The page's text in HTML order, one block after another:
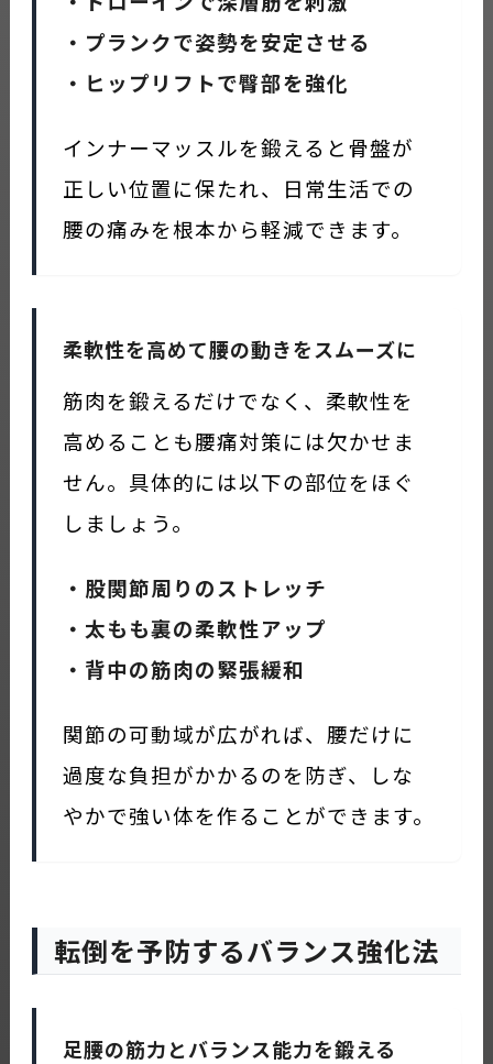
・プランクで姿勢を安定させる
・ヒップリフトで臀部を強化
インナーマッスルを鍛えると骨盤が
正しい位置に保たれ、日常生活での
腰の痛みを根本から軽減できます。
柔軟性を高めて腰の動きをスムーズに
筋肉を鍛えるだけでなく、柔軟性を
高めることも腰痛対策には欠かせま
せん。具体的には以下の部位をほぐ
しましょう。
・股関節周りのストレッチ
・太もも裏の柔軟性アップ
・背中の筋肉の緊張緩和
関節の可動域が広がれば、腰だけに
過度な負担がかかるのを防ぎ、しな
やかで強い体を作ることができます。
転倒を予防するバランス強化法
足腰の筋力とバランス能力を鍛える